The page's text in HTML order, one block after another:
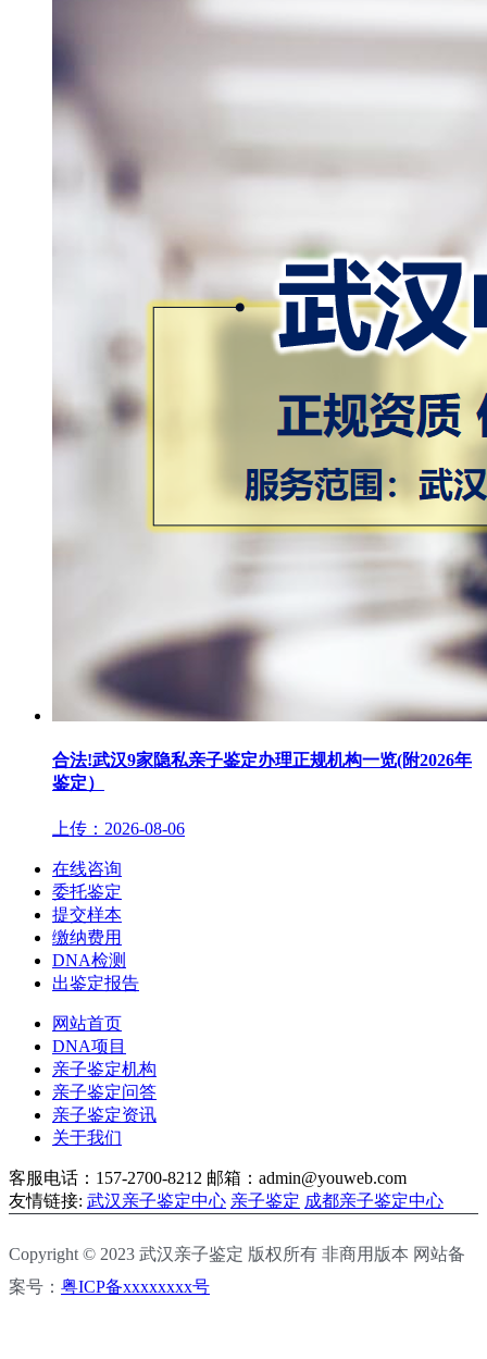
合法!武汉9家隐私亲子鉴定办理正规机构一览(附2026年
鉴定）
上传：2026-08-06
在线咨询
委托鉴定
提交样本
缴纳费用
DNA检测
出鉴定报告
网站首页
DNA项目
亲子鉴定机构
亲子鉴定问答
亲子鉴定资讯
关于我们
客服电话：157-2700-8212 邮箱：admin@youweb.com
友情链接: 武汉亲子鉴定中心 亲子鉴定 成都亲子鉴定中心
Copyright © 2023 武汉亲子鉴定 版权所有 非商用版本 网站备
案号： 粤ICP备xxxxxxxx号